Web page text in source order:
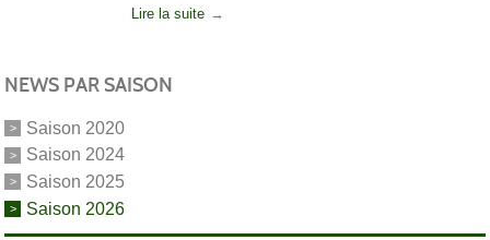
Lire la suite
NEWS PAR SAISON
Saison 2020
Saison 2024
Saison 2025
Saison 2026